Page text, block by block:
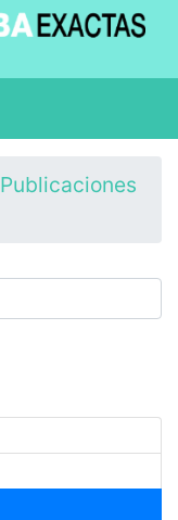
Publicaciones